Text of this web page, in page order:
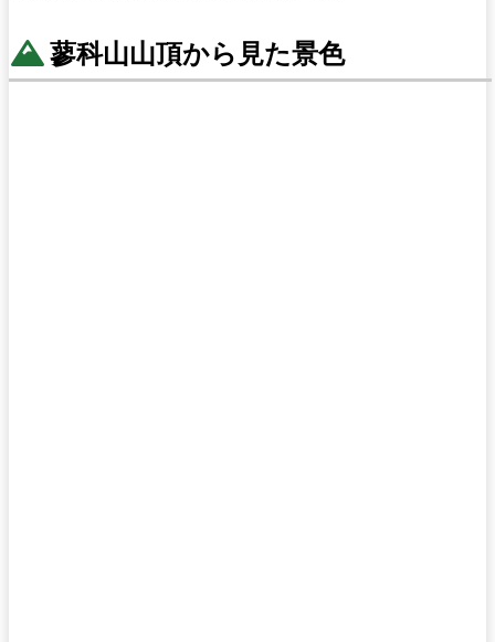
蓼科山山頂から見た景色